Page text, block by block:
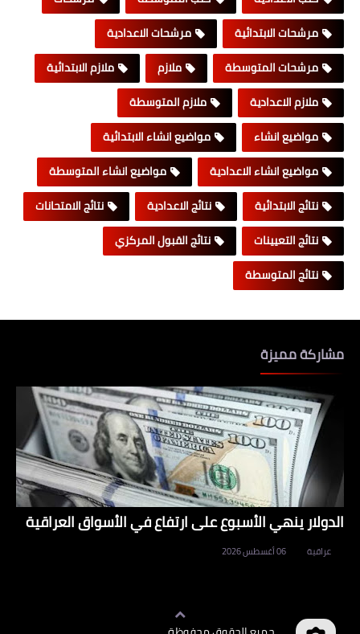
مرشحات الابتدائية
مرشحات الاعدادية
مرشحات المتوسطة
ملازم
ملازم الابتدائية
ملازم الاعدادية
ملازم المتوسطة
مواضيع انشاء
مواضيع انشاء الابتدائية
مواضيع انشاء الاعدادية
مواضيع انشاء المتوسطة
نتائج الابتدائية
نتائج الاعدادية
نتائج الامتحانات
نتائج التعيينات
نتائج القبول المركزي
نتائج المتوسطة
مشاركة مميزة
الدولار ينهي الأسبوع على ارتفاع في الأسواق العراقية
عراقية 06 أغسطس 2026